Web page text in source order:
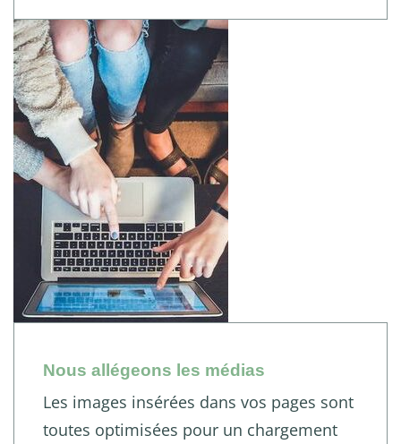
Nous allégeons les médias
Les images insérées dans vos pages sont
toutes optimisées pour un chargement